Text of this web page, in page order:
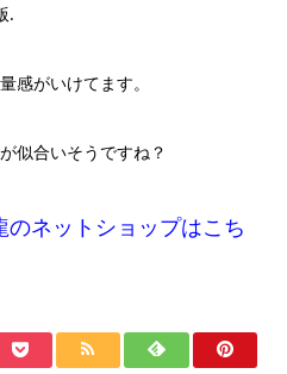
.
感がいけてます。
似合いそうですね？
のネットショップはこち